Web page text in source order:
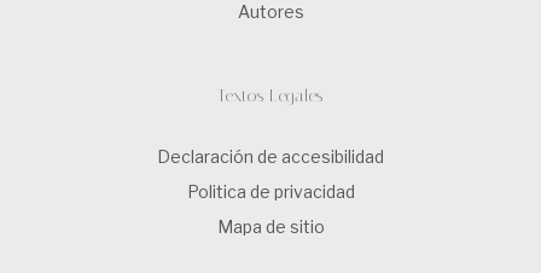
Autores
Textos Legales
Declaración de accesibilidad
Politica de privacidad
Mapa de sitio